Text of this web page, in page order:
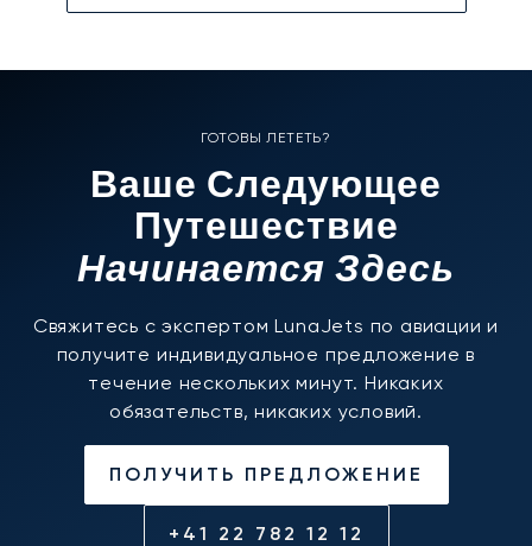
ГОТОВЫ ЛЕТЕТЬ?
Ваше Следующее
Путешествие
Начинается Здесь
Свяжитесь с экспертом LunaJets по авиации и
получите индивидуальное предложение в
течение нескольких минут. Никаких
обязательств, никаких условий.
ПОЛУЧИТЬ ПРЕДЛОЖЕНИЕ
+41 22 782 12 12